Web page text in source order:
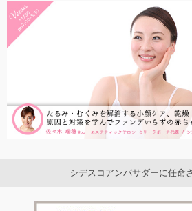
シデスコアンバサダーに任命